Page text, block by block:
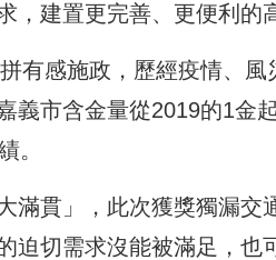
建置更完善、更便利的
有感施政，歷經疫情、風
義市含金量從2019的1金
。
滿貫」，此次獲獎獨漏交
迫切需求沒能被滿足，也